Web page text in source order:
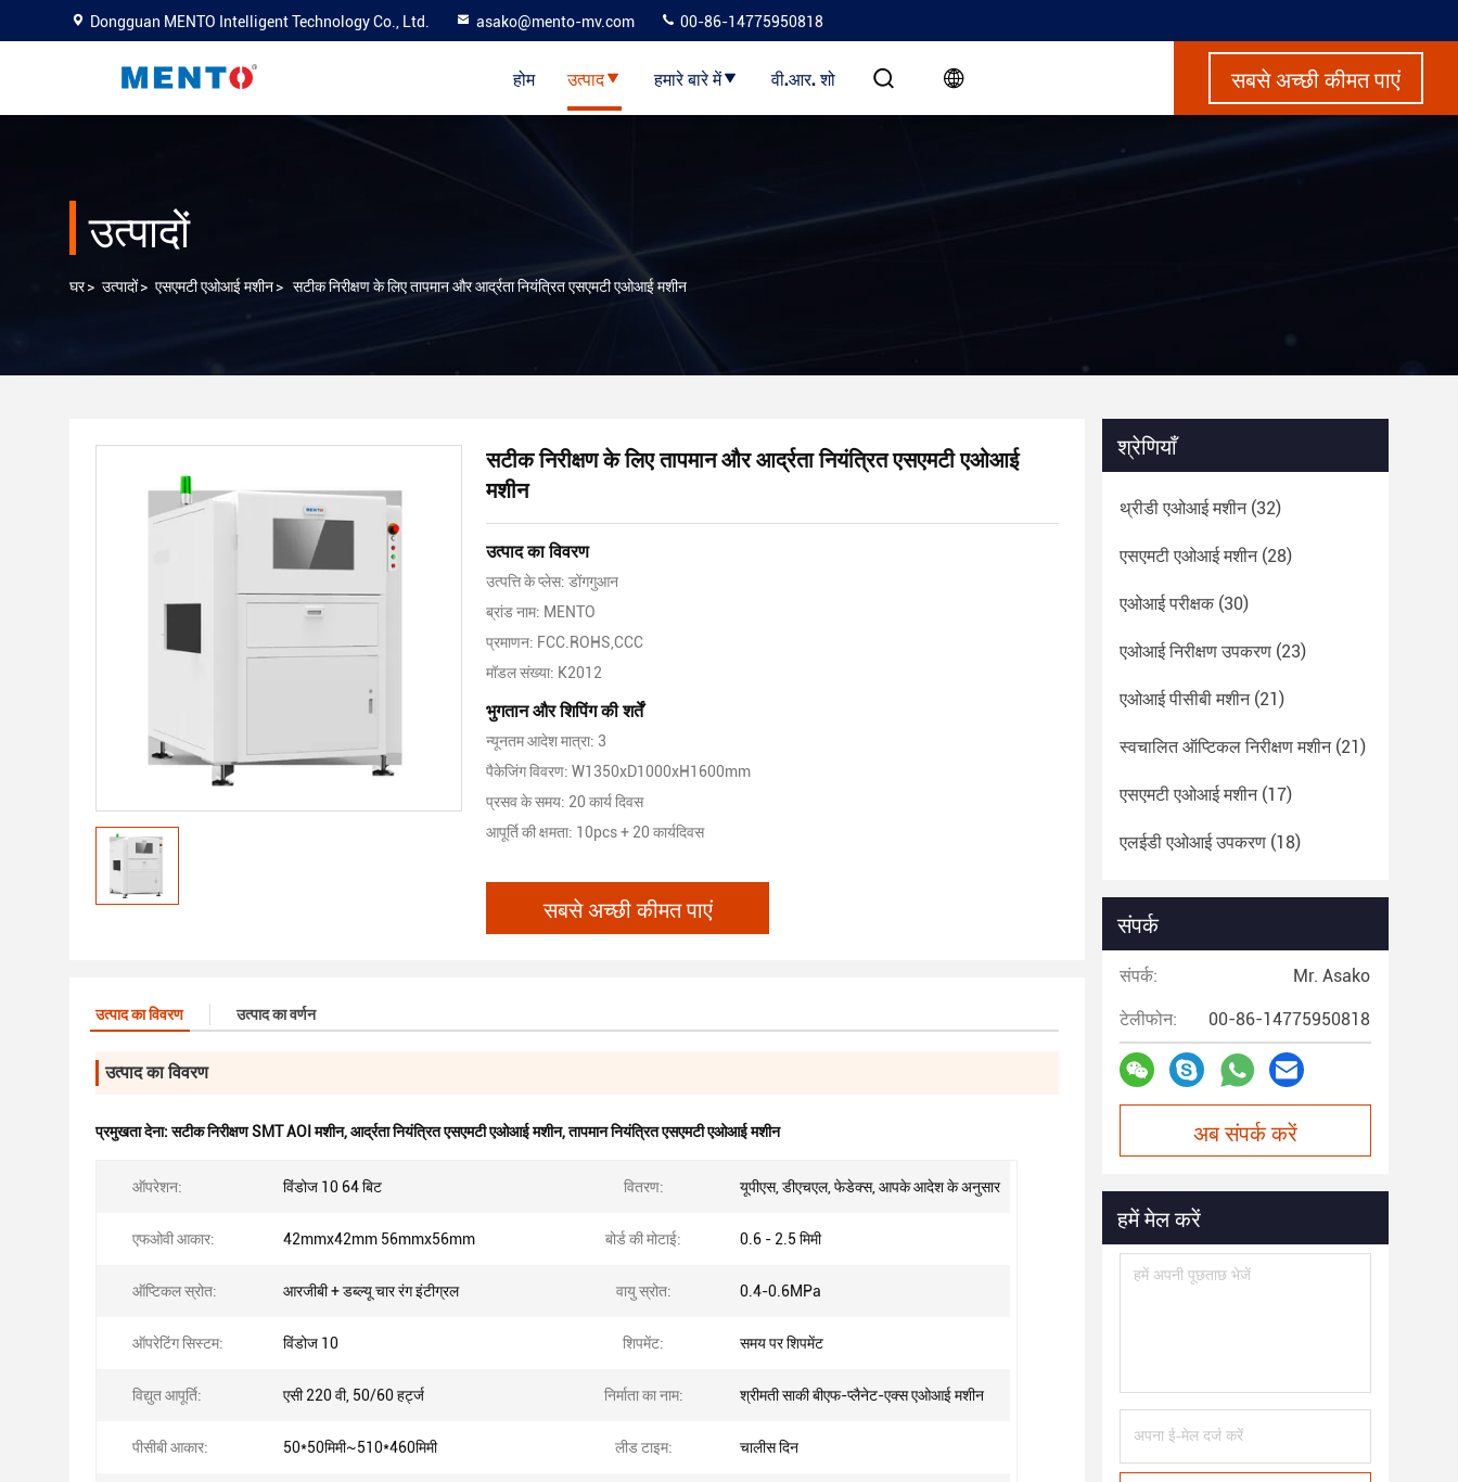
Dongguan MENTO Intelligent Technology Co., Ltd. asako@mento-mv.com 00-86-14775950818
होम उत्पाद हमारे बारे में वी.आर. शो सबसे अच्छी कीमत पाएं
उत्पादों
घर> उत्पादों> एसएमटी एओआई मशीन> सटीक निरीक्षण के लिए तापमान और आर्द्रता नियंत्रित एसएमटी एओआई मशीन
सटीक निरीक्षण के लिए तापमान और आर्द्रता नियंत्रित एसएमटी एओआई
मशीन
उत्पाद का विवरण
उत्पत्ति के प्लेस: डोंगगुआन
ब्रांड नाम: MENTO
प्रमाणन: FCC.ROHS,CCC
मॉडल संख्या: K2012
भुगतान और शिपिंग की शर्तें
न्यूनतम आदेश मात्रा: 3
पैकेजिंग विवरण: W1350xD1000xH1600mm
प्रसव के समय: 20 कार्य दिवस
आपूर्ति की क्षमता: 10pcs + 20 कार्यदिवस
सबसे अच्छी कीमत पाएं
उत्पाद का विवरण उत्पाद का वर्णन
उत्पाद का विवरण
प्रमुखता देना:सटीक निरीक्षण SMT AOI मशीन,आर्द्रता नियंत्रित एसएमटी एओआई मशीन,तापमान नियंत्रित एसएमटी एओआई मशीन
ऑपरेशन: विंडोज 10 64 बिट वितरण: यूपीएस, डीएचएल, फेडेक्स, आपके आदेश के अनुसार
एफओवी आकार: 42mmx42mm 56mmx56mm बोर्ड की मोटाई: 0.6 - 2.5 मिमी
ऑप्टिकल स्रोत: आरजीबी + डब्ल्यू चार रंग इंटीग्रल वायु स्रोत: 0.4-0.6MPa
ऑपरेटिंग सिस्टम: विंडोज 10 शिपमेंट: समय पर शिपमेंट
विद्युत आपूर्ति: एसी 220 वी, 50/60 हर्ट्ज निर्माता का नाम: श्रीमती साकी बीएफ-प्लैनेट-एक्स एओआई मशीन
पीसीबी आकार: 50*50मिमी~510*460मिमी लीड टाइम: चालीस दिन
श्रेणियाँ
थ्रीडी एओआई मशीन(32)
एसएमटी एओआई मशीन(28)
एओआई परीक्षक (30)
एओआई निरीक्षण उपकरण (23)
एओआई पीसीबी मशीन(21)
स्वचालित ऑप्टिकल निरीक्षण मशीन(21)
एसएमटी एओआई मशीन(17)
एलईडी एओआई उपकरण (18)
संपर्क
संपर्क: Mr. Asako
टेलीफोन: 00-86-14775950818
अब संपर्क करें
हमें मेल करें